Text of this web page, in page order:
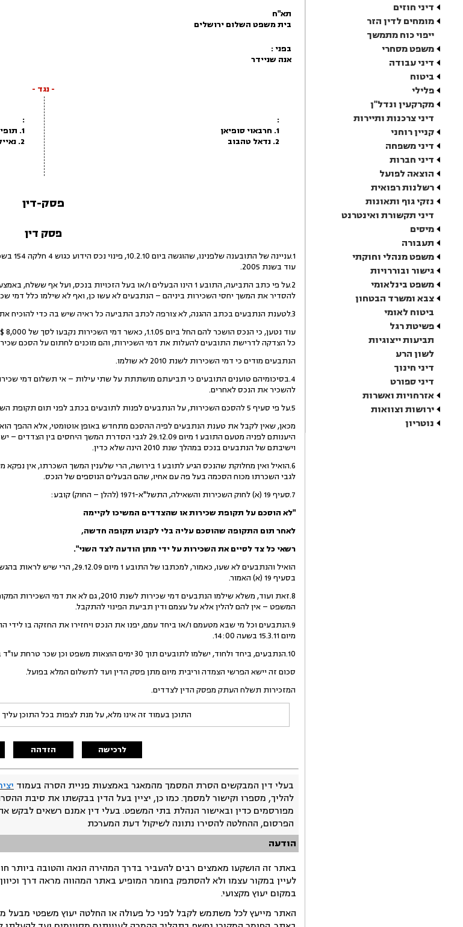
דיני חוזים
מומחים לדין הזר
ייפוי כוח מתמשך
משפט מסחרי
דיני עבודה
ביטוח
פלילי
מקרקעין ונדל"ן
דיני צרכנות ותיירות
קניין רוחני
דיני משפחה
דיני חברות
הוצאה לפועל
רשלנות רפואית
נזקי גוף ותאונות
דיני תקשורת ואינטרנט
מיסים
תעבורה
משפט מנהלי וחוקתי
גישור ובוררויות
משפט בינלאומי
צבא ומשרד הבטחון
ביטוח לאומי
פשיטת רגל
תביעות ייצוגיות
לשון הרע
דיני חינוך
דיני ספורט
אזרחויות ואשרות
ירושות וצוואות
נוטריון
תא"ח
בית משפט השלום ירושלים
בפני :
אנה שניידר
- נגד -
:
1. חרבאוי סופיאן
2. נדאל טהבוב
:
1. תופיק פראח
2. נאייל פראח
פסק-דין
פסק דין
עוד בשנת 2005.
להסדיר את המשך יחסי השכירות ביניהם – הנתבעים לא עשו כן, ואף לא שילמו כלל דמי
3.לטענת הנתבעים בכתב ההגנה, לא צורפה לכתב התביעה כל ראיה שיש בה כדי להוכיח את בעלותו של התובע 1 בנכס.
כל הצדקה לדרישת התובעים להעלות את דמי השכירות, והם מוכנים לחתום על הסכם
הנתבעים מודים כי דמי השכירות לשנת 2010 לא שולמו.
4.בסיכומיהם טוענים התובעים כי תביעתם מושתתת על שתי עילות – אי תשלום דמי
להשכיר את הנכס לאחרים.
5.על פי סעיף 5 להסכם השכירות, על הנתבעים לפנות לתובעים בכתב לפני תום תקופת השכירות ולבקש את חידוש ההסכם לתקופה נוספת.
וישיבתם של הנתבעים בנכס במהלך שנת 2010 הינה שלא כדין.
לגבי השכרתו מכוח הסכמה בעל פה עם אחיו, שהם הבעלים הנוספים של הנכס.
7.סעיף 19 (א) לחוק השכירות והשאילה, התשל"א-1971 (להלן – החוק) קובע:
"לא הוסכם על תקופת שכירות או שהצדדים המשיכו לקיימה
לאחר תום התקופה שהוסכם עליה בלי לקבוע תקופה חדשה,
רשאי כל צד לסיים את השכירות על ידי מתן הודעה לצד השני".
בסעיף 19 (א) האמור.
המשפט – אין להם להלין אלא על עצמם ודין תביעת הפינוי להתקבל.
מיום 15.3.11 בשעה 14:00.
10.הנתבעים, ביחד ולחוד, ישלמו לתובעים תוך 30 ימים הוצאות משפט וכן שכר טרחת עו"ד בסכום של 3,500 ₪.
סכום זה יישא הפרשי הצמדה וריבית מיום מתן פסק הדין ועד לתשלום המלא בפועל.
המזכירות תשלח העתק מפסק הדין לצדדים.
התוכן בעמוד זה אינו מלא, על מנת לצפות בכל התוכן
לרכישה הזדהה
בעלי דין המבקשים הסרת המסמך מהמאגר באמצעות פניית הסרה בעמוד
להליך, מספרו וקישור למסמך. כמו כן, יציין בעל הדין בבקשתו את סיבת
מפורסמים כדין ובאישור הנהלת בתי המשפט. בעלי דין אמנם רשאים לבקש
הפרסום, ההחלטה להסירו נתונה לשיקול דעת המערכת
הודעה
באתר זה הושקעו מאמצים רבים להעביר בדרך המהירה הנאה והטובה ביותר
לעיין במקור עצמו ולא להסתפק בחומר המופיע באתר המהווה מראה דרך
במקום יעוץ מקצועי.
האתר מייעץ לכל משתמש לקבל לפני כל פעולה או החלטה יעוץ משפטי מבעל